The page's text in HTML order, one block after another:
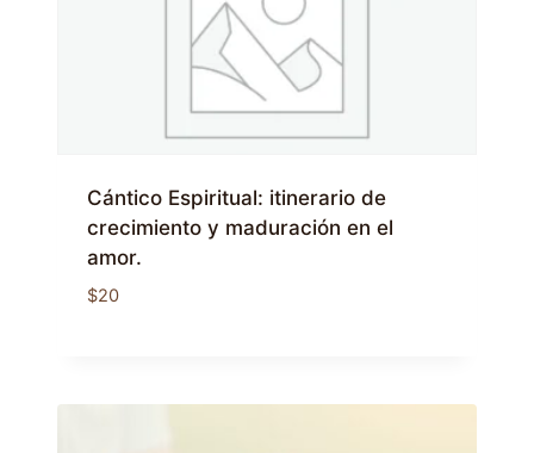
Cántico Espiritual: itinerario de
crecimiento y maduración en el
amor.
$20